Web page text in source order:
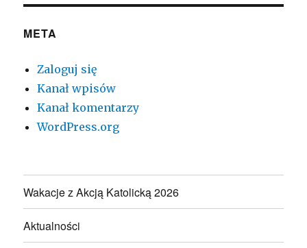
META
Zaloguj się
Kanał wpisów
Kanał komentarzy
WordPress.org
Wakacje z Akcją Katolicką 2026
Aktualności